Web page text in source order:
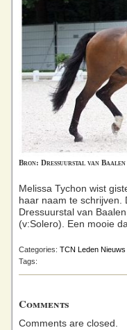
Bron: Dressuurstal van Baalen
Melissa Tychon wist
haar naam te
Dressuurstal van
(v:Solero). Een mooie
Categories: TCN Leden Nieuws
Tags:
Comments
Comments are closed.